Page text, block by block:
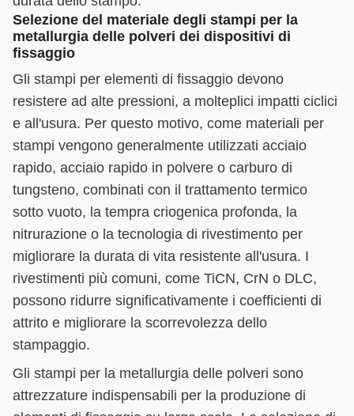
Selezione del materiale degli stampi per la
metallurgia delle polveri dei dispositivi di
fissaggio
Gli stampi per elementi di fissaggio devono
resistere ad alte pressioni, a molteplici impatti ciclici
e all'usura. Per questo motivo, come materiali per
stampi vengono generalmente utilizzati acciaio
rapido, acciaio rapido in polvere o carburo di
tungsteno, combinati con il trattamento termico
sotto vuoto, la tempra criogenica profonda, la
nitrurazione o la tecnologia di rivestimento per
migliorare la durata di vita resistente all'usura. I
rivestimenti più comuni, come TiCN, CrN o DLC,
possono ridurre significativamente i coefficienti di
attrito e migliorare la scorrevolezza dello
stampaggio.
Gli stampi per la metallurgia delle polveri sono
attrezzature indispensabili per la produzione di